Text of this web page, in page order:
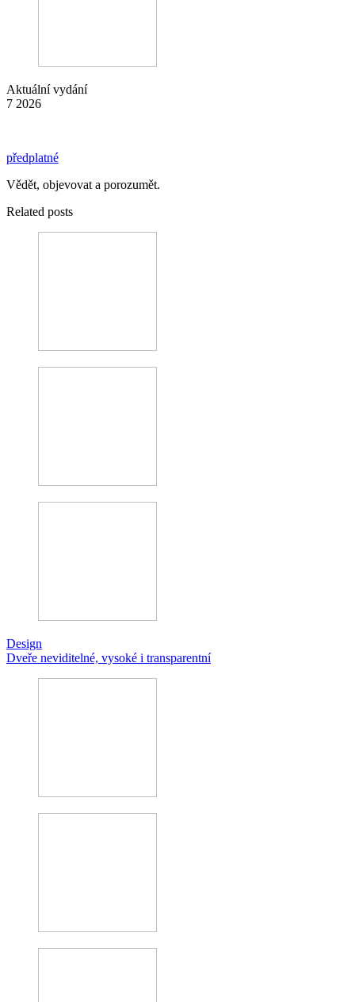
Aktuální vydání
7 2026
předplatné
Vědět, objevovat a porozumět.
Related posts
Design
Dveře neviditelné, vysoké i transparentní